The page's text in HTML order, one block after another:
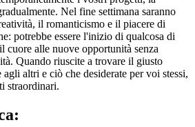
Nel fine settimana saranno
il romanticismo e il piacere di
potrebbe essere l'inizio di qualcosa di
cuore alle nuove opportunità senza
Quando riuscite a trovare il giusto
altri e ciò che desiderate per voi stessi,
straordinari.